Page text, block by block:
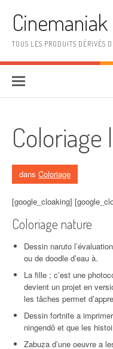
Cinemaniak
TOUS LES PRODUITS DÉRIVÉS
Coloriage
dans Coloriage
[google_cloaking]
Coloriage nature
Dessin naruto
ou de doodle d’eau à.
La fille ; c’est une
devient un projet en
les tâches permet
Dessin fortnite a
ningendô et que les
Zabuza d’une oeuvre a